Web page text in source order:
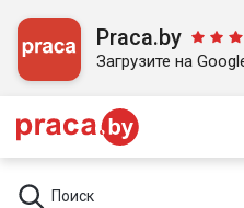
Praca.by
Загрузите на
Поиск